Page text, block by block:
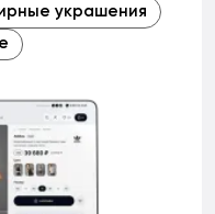
украшения